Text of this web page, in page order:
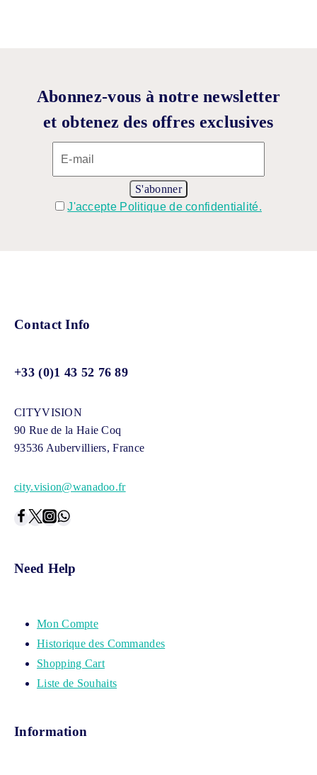
Abonnez-vous à notre newsletter
et obtenez des offres exclusives
J'accepte Politique de confidentialité.
Contact Info
+33 (0)1 43 52 76 89
CITYVISION
90 Rue de la Haie Coq
93536 Aubervilliers, France
city.vision@wanadoo.fr
Need Help
Mon Compte
Historique des Commandes
Shopping Cart
Liste de Souhaits
Information